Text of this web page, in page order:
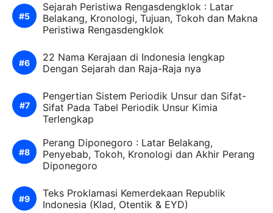
Sejarah Peristiwa Rengasdengklok : Latar
Belakang, Kronologi, Tujuan, Tokoh dan Makna
Peristiwa Rengasdengklok
22 Nama Kerajaan di Indonesia lengkap
Dengan Sejarah dan Raja-Raja nya
Pengertian Sistem Periodik Unsur dan Sifat-
Sifat Pada Tabel Periodik Unsur Kimia
Terlengkap
Perang Diponegoro : Latar Belakang,
Penyebab, Tokoh, Kronologi dan Akhir Perang
Diponegoro
Teks Proklamasi Kemerdekaan Republik
Indonesia (Klad, Otentik & EYD)